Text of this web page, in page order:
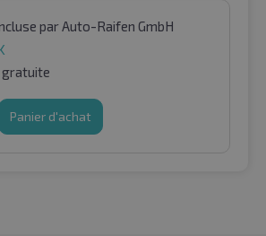
par Auto-Raifen GmbH
gratuite
Panier d'achat